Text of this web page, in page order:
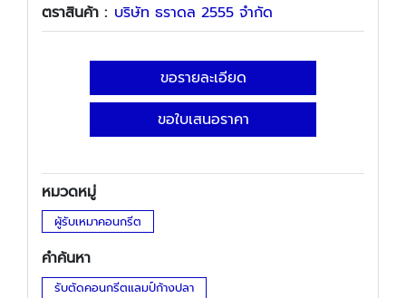
ตราสินค้า : บริษัท ธราดล 2555 จำกัด
ขอรายละเอียด
ขอใบเสนอราคา
หมวดหมู่
ผู้รับเหมาคอนกรีต
คำค้นหา
รับตัดคอนกรีตแลมป์ก้างปลา